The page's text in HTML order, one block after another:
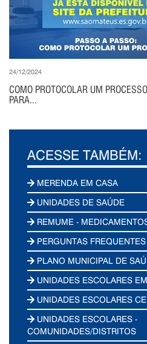
24/12/2024
COMO PROTOCOLAR UM
PARA...
ACESSE TAMBÉM:
MERENDA EM CASA
UNIDADES DE SAÚDE
REMUME -
PERGUNTAS
PLANO MUNICIPAL DE
UNIDADES ESCOLARES
UNIDADES ESCOLARES
UNIDADES ESCOLARES -
COMUNIDADES/DISTRITOS